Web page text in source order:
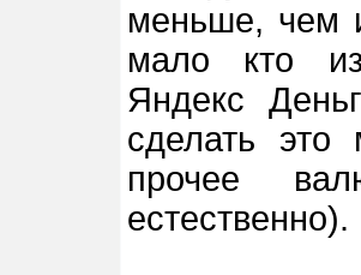
меньше, чем
мало кто
Яндекс
сделать
прочее
естественно).